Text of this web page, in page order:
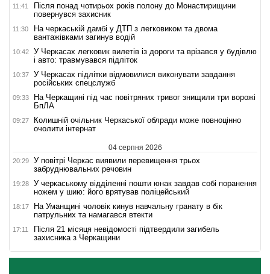
11:41
Після понад чотирьох років полону до Монастирищини
повернувся захисник
11:30
На черкаській дамбі у ДТП з легковиком та двома
вантажівками загинув водій
10:42
У Черкасах легковик вилетів із дороги та врізався у будівлю
і авто: травмувався підліток
10:37
У Черкасах підлітки відмовилися виконувати завдання
російських спецслужб
09:33
На Черкащині під час повітряних тривог знищили три ворожі
БпЛА
09:27
Колишній очільник Черкаської облради може повноцінно
очолити інтернат
04 серпня 2026
20:29
У повітрі Черкас виявили перевищення трьох
забруднювальних речовин
19:28
У черкаському відділенні пошти юнак завдав собі поранення
ножем у шию: його врятував поліцейський
18:17
На Уманщині чоловік кинув навчальну гранату в бік
патрульних та намагався втекти
17:11
Після 21 місяця невідомості підтвердили загибель
захисника з Черкащини